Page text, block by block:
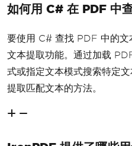
如何用 C# 在 PDF 中
要使用 C# 查找 PDF 中的
文本提取功能。通过加载
式或指定文本模式搜索特定
提取匹配文本的方法。